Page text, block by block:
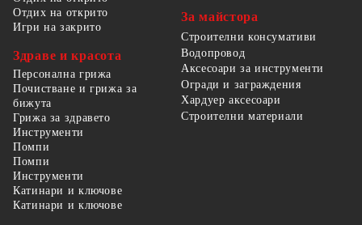
Отдих на открито
Игри на закрито
Здраве и красота
Персонална грижа
Почистване и грижа за
бижута
Грижа за здравето
За майстора
Строителни консумативи
Водопровод
Аксесоари за инструменти
Огради и заграждения
Хардуер аксесоари
Строителни материали
Инструменти
Помпи
Помпи
Инструменти
Катинари и ключове
Катинари и ключове